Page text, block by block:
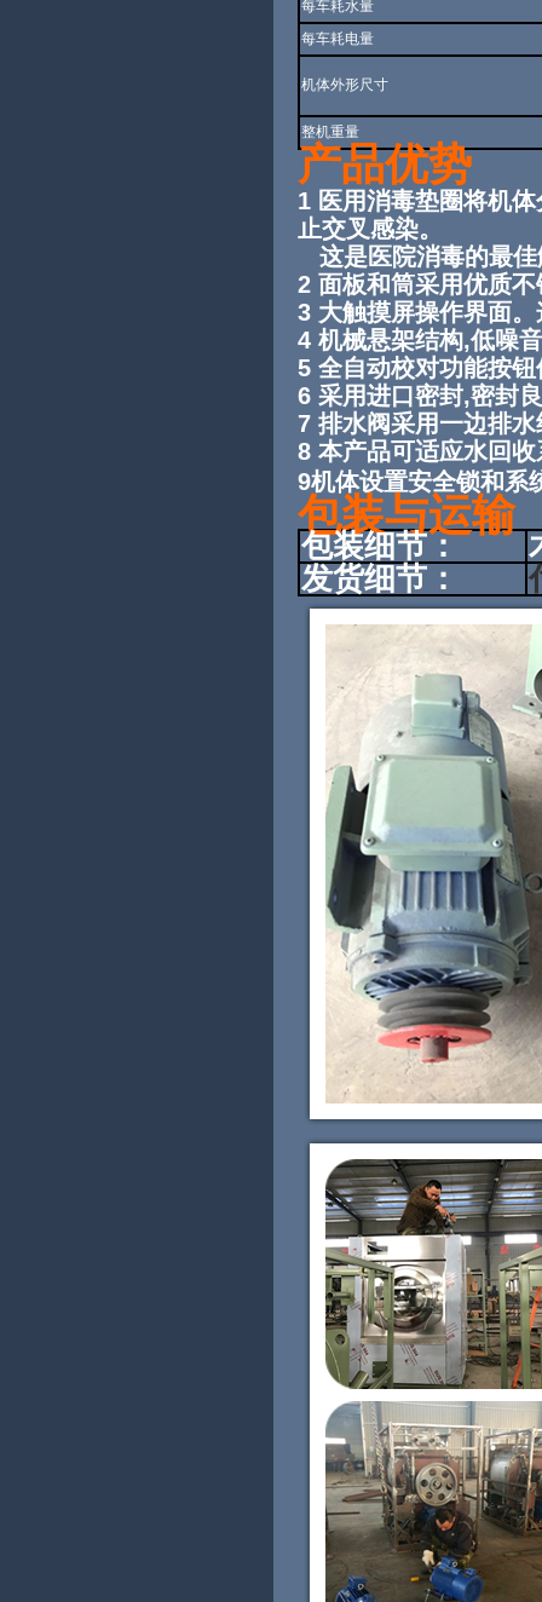
每车耗水量
每车耗电量
机体外形尺寸
整机重量
产品优势
1 医用消毒垫圈将机
止交叉感染。
这是医院消毒的最佳
2 面板和筒采用优质
3 大触摸屏操作界面
4 机械悬架结构,低噪
5 全自动校对功能按
6 采用进口密封,密封
7 排水阀采用一边排
8 本产品可适应水回
9机体设置安全锁和系
包装与运输
包装细节：
发货细节：